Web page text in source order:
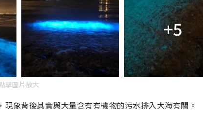
+5
擊圖片放大
象背後其實與大量含有有機物的污水排入大海有關。